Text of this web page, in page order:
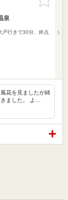
りに追加
泉
戸行きで30分、終点
花を見ましたが綺
ました。 よ…